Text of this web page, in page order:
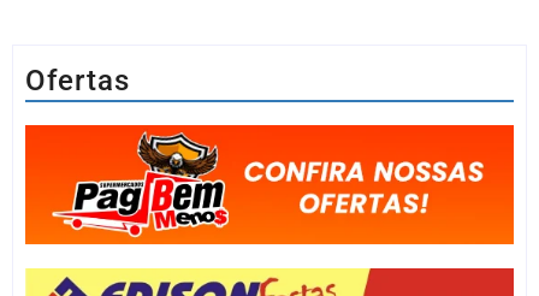
Ofertas